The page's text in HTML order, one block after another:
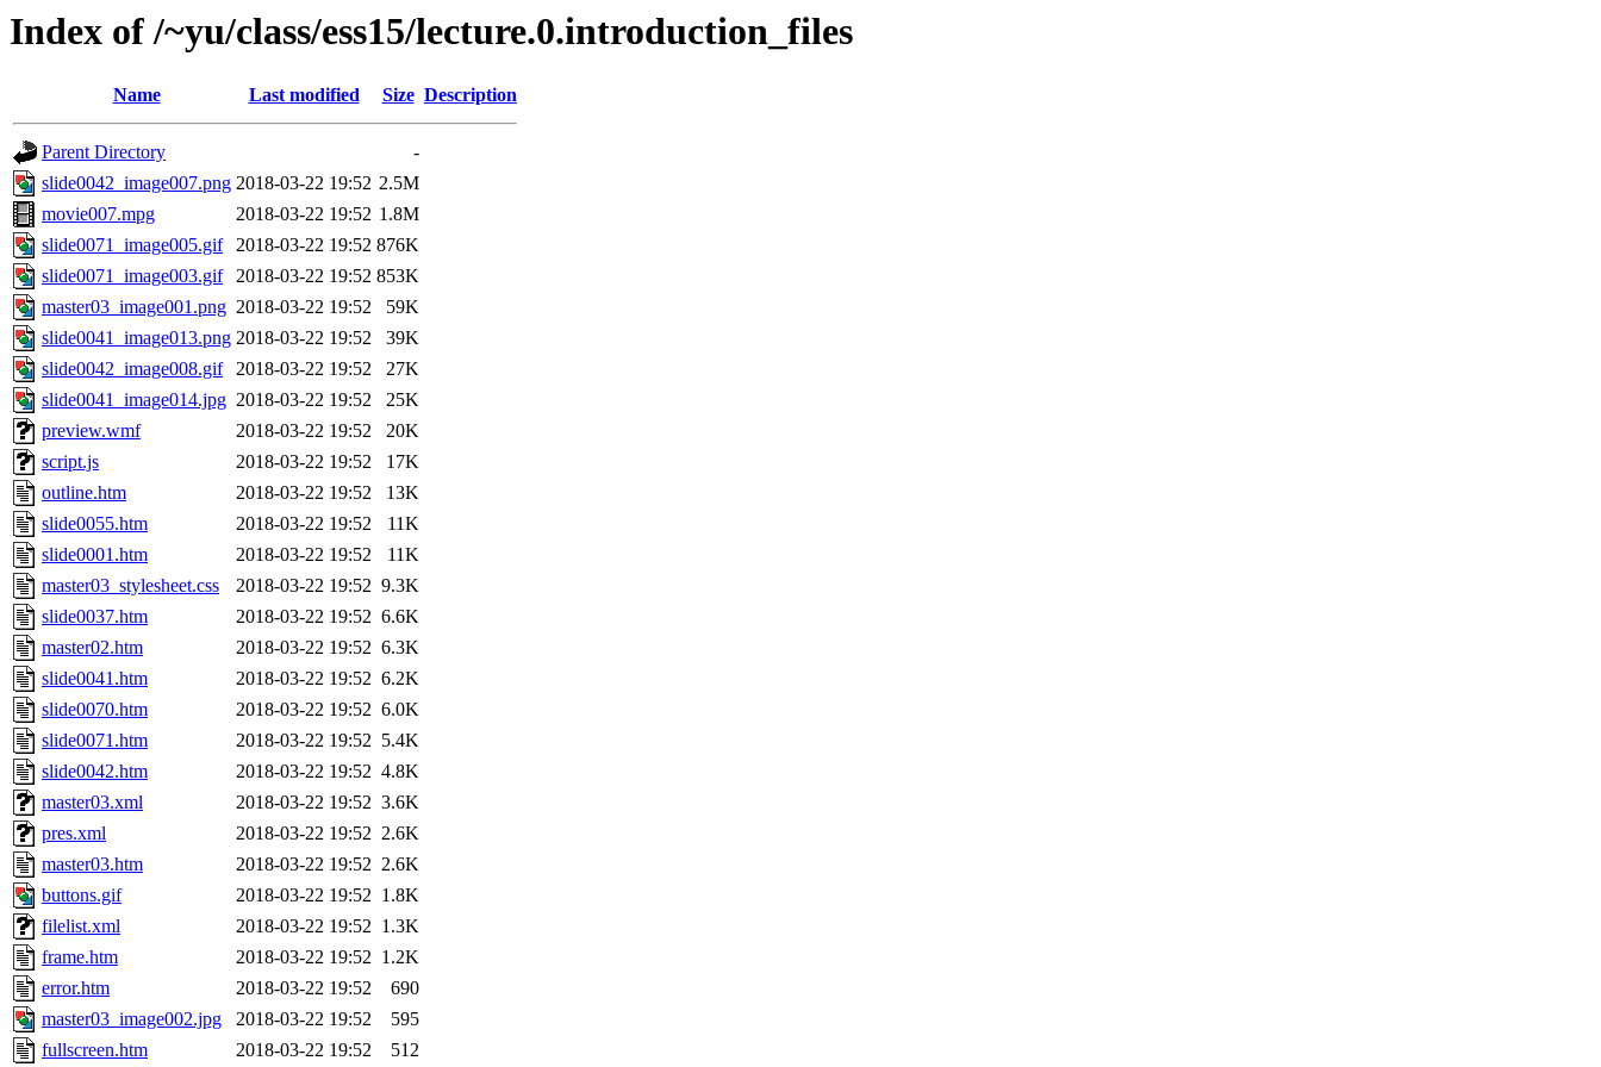
Index of /~yu/class/ess15/lecture.0.introduction_files
Name Last modified Size Description
Parent Directory
-
slide0042_image007.png 2018-03-22 19:52 2.5M
movie007.mpg
2018-03-22 19:52 1.8M
slide0071_image005.gif
2018-03-22 19:52 876K
slide0071_image003.gif
2018-03-22 19:52 853K
master03_image001.png 2018-03-22 19:52
59K
slide0041_image013.png 2018-03-22 19:52
39K
slide0042_image008.gif
2018-03-22 19:52
27K
slide0041_image014.jpg 2018-03-22 19:52
25K
preview.wmf
2018-03-22 19:52
20K
script.js
2018-03-22 19:52
17K
outline.htm
2018-03-22 19:52
13K
slide0055.htm
2018-03-22 19:52
11K
slide0001.htm
2018-03-22 19:52
11K
master03_stylesheet.css
2018-03-22 19:52 9.3K
slide0037.htm
2018-03-22 19:52 6.6K
master02.htm
2018-03-22 19:52 6.3K
slide0041.htm
2018-03-22 19:52 6.2K
slide0070.htm
2018-03-22 19:52 6.0K
slide0071.htm
2018-03-22 19:52 5.4K
slide0042.htm
2018-03-22 19:52 4.8K
master03.xml
2018-03-22 19:52 3.6K
pres.xml
2018-03-22 19:52 2.6K
master03.htm
2018-03-22 19:52 2.6K
buttons.gif
2018-03-22 19:52 1.8K
filelist.xml
2018-03-22 19:52 1.3K
frame.htm
2018-03-22 19:52 1.2K
error.htm
2018-03-22 19:52
690
master03_image002.jpg
2018-03-22 19:52
595
fullscreen.htm
2018-03-22 19:52 512